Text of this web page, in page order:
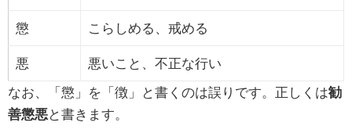
懲 こらしめる、戒める
悪 悪いこと、不正な行い
なお、「懲」を「徴」と書くのは誤りです。正しくは勧
善懲悪と書きます。